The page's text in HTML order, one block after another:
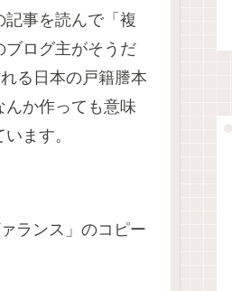
事を読んで「複
ブログ主がそうだ
る日本の戸籍謄本
か作っても意味
ます。
ランス」のコピー